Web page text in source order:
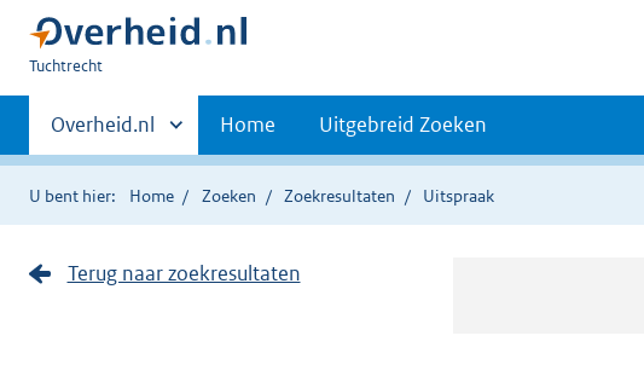
U
hier:
Tuchtrecht
Primaire
navigatie
Andere
sites
binnen
Overheid.nl Home Uitgebreid Zoeken
U bent hier: Home Zoeken Zoekresultaten Uitspraak
Terug naar zoekresultaten